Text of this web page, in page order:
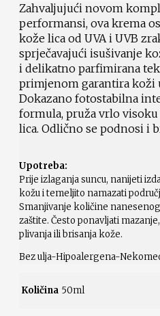
Zahvaljujući novom
performansi, ova krema
kože lica od UVA i UVB
sprječavajući isušivanje
i delikatno parfimirana
primjenom garantira koži
Dokazano fotostabilna
formula, pruža vrlo
lica. Odlično se podnosi i
Upotreba:
Prije izlaganja suncu, nanijeti
kožu i temeljito namazati
Smanjivanje količine
zaštite. Često ponavljati
plivanja ili brisanja kože.
Bez ulja-Hipoalergena-
Količina 50ml